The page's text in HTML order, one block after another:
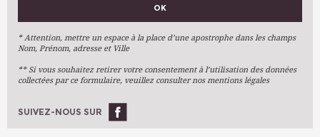
Arts Plastiques
Arts Du Texte
Arts Numériques
Ateliers À L'année
OK
* Attention, mettre un espace à la place d’une apostrophe dans les champs
Nom, Prénom, adresse et Ville
** Si vous souhaitez retirer votre consentement à l’utilisation des données
collectées par ce formulaire, veuillez consulter nos mentions légales
SUIVEZ-NOUS SUR